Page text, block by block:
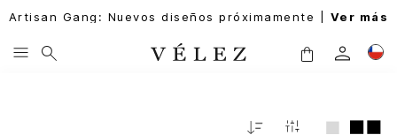
Artisan Gang: Nuevos diseños próximamente | Ver más
Relevancia